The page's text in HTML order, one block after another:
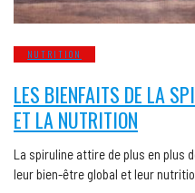
NUTRITION
LES BIENFAITS DE LA
ET LA NUTRITION
La spiruline attire de plus en plus
leur bien-être global et leur